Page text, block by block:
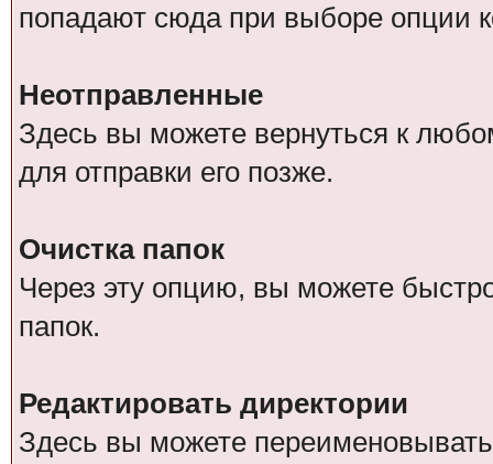
попадают сюда при выборе опции
Неотправленные
Здесь вы можете вернуться к
для отправки его позже.
Очистка папок
Через эту опцию, вы можете
папок.
Редактировать директории
Здесь вы можете